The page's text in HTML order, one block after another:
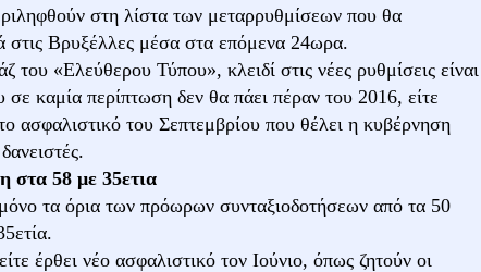
στη λίστα των μεταρρυθμίσεων που θα
στις Βρυξέλλες μέσα στα επόμενα 24ωρα.
του «Ελεύθερου Τύπου», κλειδί στις νέες ρυθμίσεις είναι
καμία περίπτωση δεν θα πάει πέραν του 2016, είτε
ασφαλιστικό του Σεπτεμβρίου που θέλει η κυβέρνηση
στα 58 με 35ετια
τα όρια των πρόωρων συνταξιοδοτήσεων από τα 50
έρθει νέο ασφαλιστικό τον Ιούνιο, όπως ζητούν οι